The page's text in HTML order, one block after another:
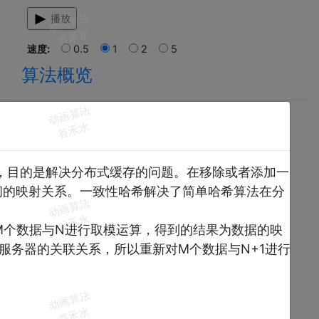
播放
速度: 0.5 1 2 5
算法概览
的是解决分布式缓存的问题。在移除或者添加一
映射关系。一致性哈希解决了简单哈希算法在分
数据与N进行取模运算，得到的结果为数据的映
务器的关联关系，所以重新对M个数据与N+1进行
动画算法
动画算法
谷禾水
动画算法
谷禾水
动画算法